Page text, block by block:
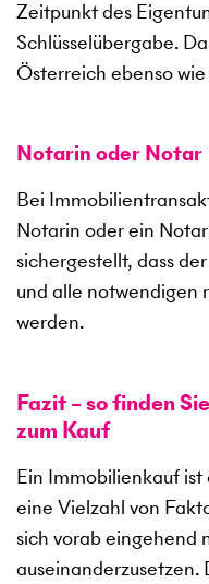
Zeitpunkt des
Schlüsselübergabe.
Österreich ebenso
Notarin oder Notar
Bei
Notarin oder ein
sichergestellt, dass
und alle notwendigen
werden.
Fazit – so finden
zum Kauf
Ein Immobilienkauf
eine Vielzahl von
sich vorab eingehend
auseinanderzusetzen.